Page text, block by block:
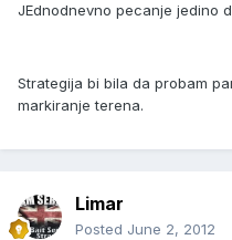
JEdnodnevno pecanje jedino
Strategija bi bila da probam
markiranje terena.
Limar
Posted June 2, 2012